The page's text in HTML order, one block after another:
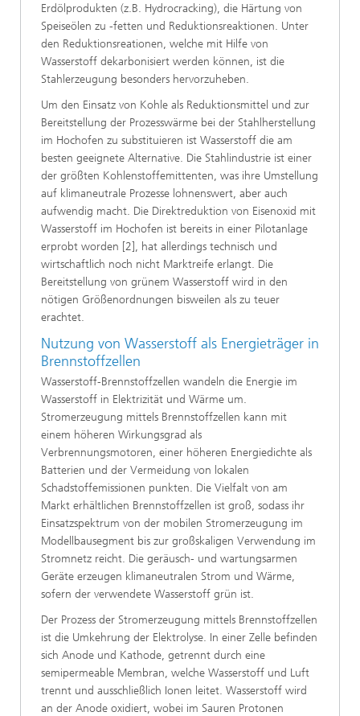
Erdölprodukten (z.B. Hydrocracking), die Härtung von
Speiseölen zu -fetten und Reduktionsreaktionen. Unter
den Reduktionsreationen, welche mit Hilfe von
Wasserstoff dekarbonisiert werden können, ist die
Stahlerzeugung besonders hervorzuheben.
Um den Einsatz von Kohle als Reduktionsmittel und zur
Bereitstellung der Prozesswärme bei der Stahlherstellung
im Hochofen zu substituieren ist Wasserstoff die am
besten geeignete Alternative. Die Stahlindustrie ist einer
der größten Kohlenstoffemittenten, was ihre Umstellung
auf klimaneutrale Prozesse lohnenswert, aber auch
aufwendig macht. Die Direktreduktion von Eisenoxid mit
Wasserstoff im Hochofen ist bereits in einer Pilotanlage
erprobt worden [2], hat allerdings technisch und
wirtschaftlich noch nicht Marktreife erlangt. Die
Bereitstellung von grünem Wasserstoff wird in den
nötigen Größenordnungen bisweilen als zu teuer
erachtet.
Nutzung von Wasserstoff als Energieträger in
Brennstoffzellen
Wasserstoff-Brennstoffzellen wandeln die Energie im
Wasserstoff in Elektrizität und Wärme um.
Stromerzeugung mittels Brennstoffzellen kann mit
einem höheren Wirkungsgrad als
Verbrennungsmotoren, einer höheren Energiedichte als
Batterien und der Vermeidung von lokalen
Schadstoffemissionen punkten. Die Vielfalt von am
Markt erhältlichen Brennstoffzellen ist groß, sodass ihr
Einsatzspektrum von der mobilen Stromerzeugung im
Modellbausegment bis zur großskaligen Verwendung im
Stromnetz reicht. Die geräusch- und wartungsarmen
Geräte erzeugen klimaneutralen Strom und Wärme,
sofern der verwendete Wasserstoff grün ist.
Der Prozess der Stromerzeugung mittels Brennstoffzellen
ist die Umkehrung der Elektrolyse. In einer Zelle befinden
sich Anode und Kathode, getrennt durch eine
semipermeable Membran, welche Wasserstoff und Luft
trennt und ausschließlich Ionen leitet. Wasserstoff wird
an der Anode oxidiert, wobei im Sauren Protonen